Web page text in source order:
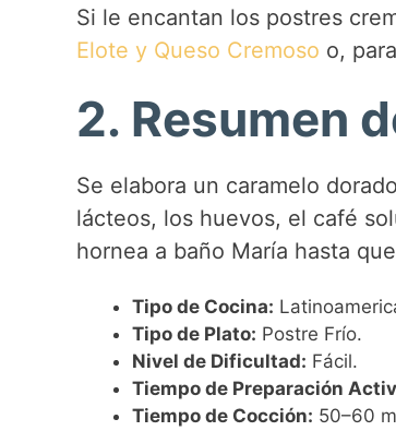
Si le encantan los postres
Elote y Queso Cremoso o,
2. Resumen
Se elabora un caramelo
lácteos, los huevos, el café
hornea a baño María hasta
Tipo de Cocina:
Tipo de Plato: Postre Frío.
Nivel de Dificultad: Fácil.
Tiempo de Preparación
Tiempo de Cocción: 50–60